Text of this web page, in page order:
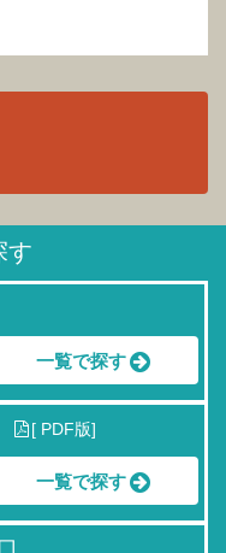
す
一覧で探す
[ PDF版]
一覧で探す